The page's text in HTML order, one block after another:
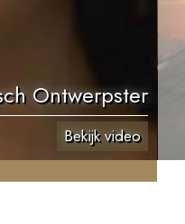
Ontwerpster
Bekijk video